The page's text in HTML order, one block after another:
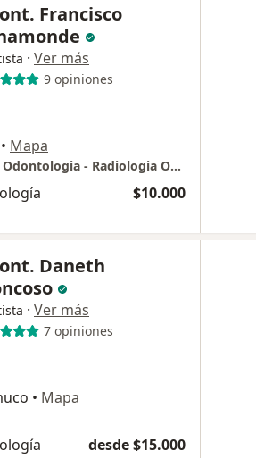
Francisco
· Ver más
9 opiniones
• Mapa
EBBA Fonoaudiologia - Odontologia - Radiologia Oral
$10.000
Daneth
· Ver más
7 opiniones
• Mapa
desde $15.000